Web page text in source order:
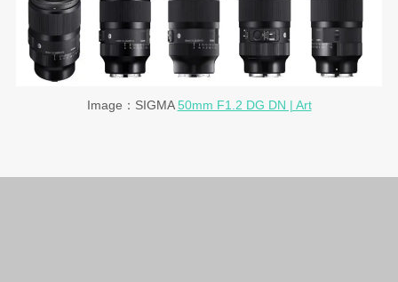
Image：SIGMA50mm F1.2 DG DN | Art